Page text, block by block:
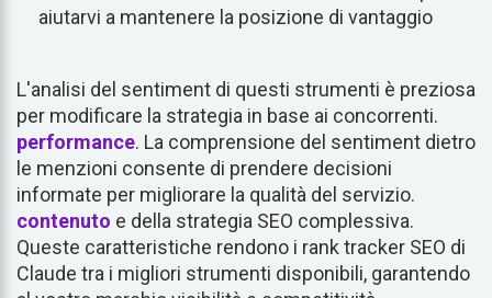
aiutarvi a mantenere la posizione di vantaggio
L'analisi del sentiment di questi strumenti è preziosa
per modificare la strategia in base ai concorrenti.
performance. La comprensione del sentiment dietro
le menzioni consente di prendere decisioni
informate per migliorare la qualità del servizio.
contenuto e della strategia SEO complessiva.
Queste caratteristiche rendono i rank tracker SEO di
Claude tra i migliori strumenti disponibili, garantendo